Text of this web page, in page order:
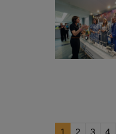
1 2 3 4